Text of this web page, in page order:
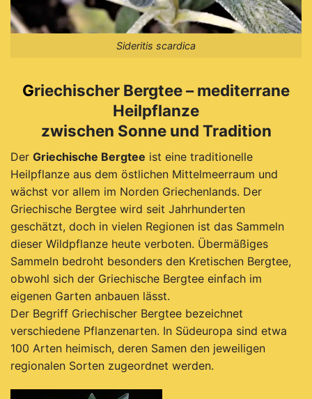
Sideritis scardica
Griechischer Bergtee – mediterrane
Heilpflanze
zwischen Sonne und Tradition
Der Griechische Bergtee ist eine traditionelle
Heilpflanze aus dem östlichen Mittelmeerraum und
wächst vor allem im Norden Griechenlands. Der
Griechische Bergtee wird seit Jahrhunderten
geschätzt, doch in vielen Regionen ist das Sammeln
dieser Wildpflanze heute verboten. Übermäßiges
Sammeln bedroht besonders den Kretischen Bergtee,
obwohl sich der Griechische Bergtee einfach im
eigenen Garten anbauen lässt.
Der Begriff Griechischer Bergtee bezeichnet
verschiedene Pflanzenarten. In Südeuropa sind etwa
100 Arten heimisch, deren Samen den jeweiligen
regionalen Sorten zugeordnet werden.